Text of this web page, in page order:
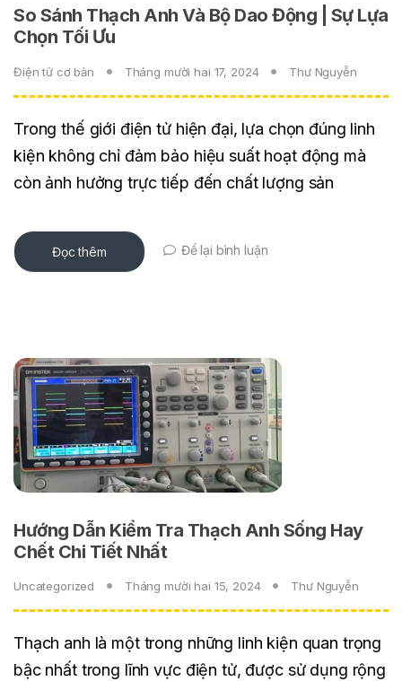
So Sánh Thạch Anh Và Bộ Dao Động | Sự Lựa
Chọn Tối Ưu
Điện tử cơ bản Tháng mười hai 17, 2024 Thư Nguyễn
Trong thế giới điện tử hiện đại, lựa chọn đúng linh
kiện không chỉ đảm bảo hiệu suất hoạt động mà
còn ảnh hưởng trực tiếp đến chất lượng sản
Đọc thêm Để lại bình luận
Hướng Dẫn Kiểm Tra Thạch Anh Sống Hay
Chết Chi Tiết Nhất
Uncategorized Tháng mười hai 15, 2024 Thư Nguyễn
Thạch anh là một trong những linh kiện quan trọng
bậc nhất trong lĩnh vực điện tử, được sử dụng rộng